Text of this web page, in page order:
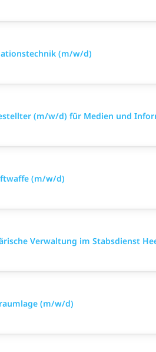
(m/w/d)
(m/w/d) für Medien und
(m/w/d)
Verwaltung im Stabsdienst
(m/w/d)